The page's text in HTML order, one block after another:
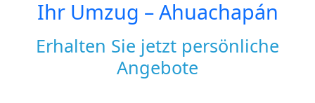
Ihr Umzug –Ahuachapán
Erhalten Sie jetzt persönliche
Angebote